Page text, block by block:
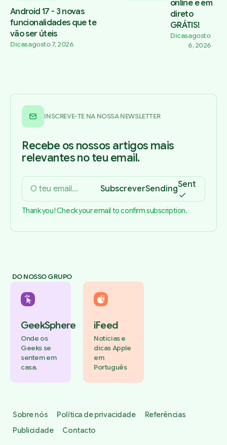
Android 17 - 3 novas
funcionalidades que te
vão ser úteis
Dicasagosto 7, 2026
online e em
direto
GRÁTIS!
Dicasagosto
6, 2026
INSCREVE-TE NA NOSSA NEWSLETTER
Recebe os nossos artigos mais
relevantes no teu email.
SubscreverSendingSent
Thank you! Check your email to confirm subscription.
DO NOSSO GRUPO
GeekSphere
Onde os
Geeks se
sentem em
casa.
iFeed
Notícias e
dicas Apple
em
Português
Sobre nós Política de privacidade
Referências
Publicidade
Contacto